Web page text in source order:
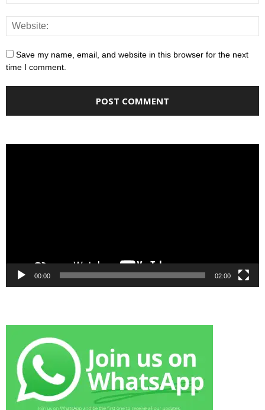
Save my name, email, and website in this browser for the next
time I comment.
00:00 02:00